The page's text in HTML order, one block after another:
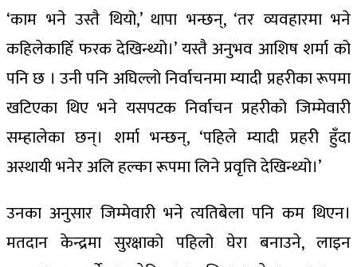
‘काम भने उस्तै थियो,’ थापा भन्छन्, ‘तर व्यवहारमा भने
कहिलेकाहिँ फरक देखिन्थ्यो।’ यस्तै अनुभव आशिष शर्मा को
पनि छ । उनी पनि अघिल्लो निर्वाचनमा म्यादी प्रहरीका रूपमा
खटिएका थिए भने यसपटक निर्वाचन प्रहरीको जिम्मेवारी
सम्हालेका छन्। शर्मा भन्छन्, ‘पहिले म्यादी प्रहरी हुँदा
अस्थायी भनेर अलि हल्का रूपमा लिने प्रवृत्ति देखिन्थ्यो।’
उनका अनुसार जिम्मेवारी भने त्यतिबेला पनि कम थिएन।
मतदान केन्द्रमा सुरक्षाको पहिलो घेरा बनाउने, लाइन